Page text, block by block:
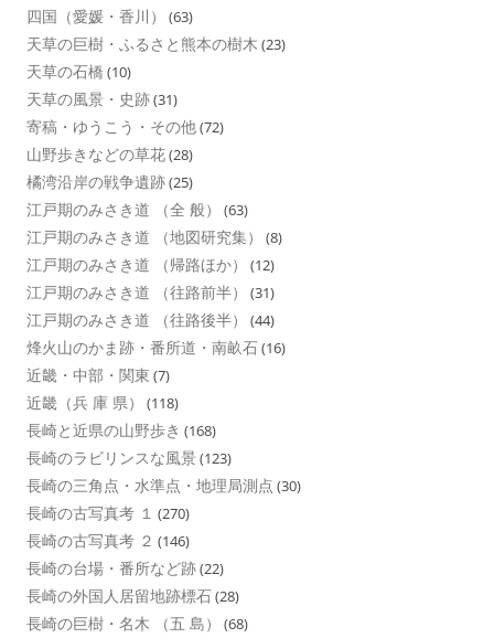
四国（愛媛・香川） (63)
天草の巨樹・ふるさと熊本の樹木 (23)
天草の石橋 (10)
天草の風景・史跡(31)
寄稿・ゆうこう・その他(72)
山野歩きなどの草花(28)
橘湾沿岸の戦争遺跡(25)
江戸期のみさき道 （全 般） (63)
江戸期のみさき道 （地図研究集） (8)
江戸期のみさき道 （帰路ほか） (12)
江戸期のみさき道 （往路前半） (31)
江戸期のみさき道 （往路後半） (44)
烽火山のかま跡・番所道・南畝石(16)
近畿・中部・関東 (7)
近畿（兵 庫 県） (118)
長崎と近県の山野歩き (168)
長崎のラビリンスな風景 (123)
長崎の三角点・水準点・地理局測点 (30)
長崎の古写真考 １ (270)
長崎の古写真考 ２ (146)
長崎の台場・番所など跡(22)
長崎の外国人居留地跡標石(28)
長崎の巨樹・名木 （五 島） (68)